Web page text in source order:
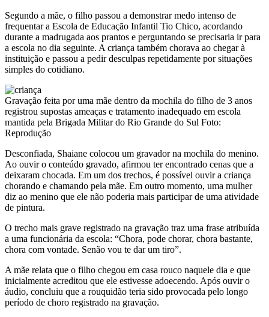
Segundo a mãe, o filho passou a demonstrar medo intenso de
frequentar a Escola de Educação Infantil Tio Chico, acordando
durante a madrugada aos prantos e perguntando se precisaria ir para
a escola no dia seguinte. A criança também chorava ao chegar à
instituição e passou a pedir desculpas repetidamente por situações
simples do cotidiano.
Gravação feita por uma mãe dentro da mochila do filho de 3 anos
registrou supostas ameaças e tratamento inadequado em escola
mantida pela Brigada Militar do Rio Grande do Sul Foto:
Reprodução
Desconfiada, Shaiane colocou um gravador na mochila do menino.
Ao ouvir o conteúdo gravado, afirmou ter encontrado cenas que a
deixaram chocada. Em um dos trechos, é possível ouvir a criança
chorando e chamando pela mãe. Em outro momento, uma mulher
diz ao menino que ele não poderia mais participar de uma atividade
de pintura.
O trecho mais grave registrado na gravação traz uma frase atribuída
a uma funcionária da escola: “Chora, pode chorar, chora bastante,
chora com vontade. Senão vou te dar um tiro”.
A mãe relata que o filho chegou em casa rouco naquele dia e que
inicialmente acreditou que ele estivesse adoecendo. Após ouvir o
áudio, concluiu que a rouquidão teria sido provocada pelo longo
período de choro registrado na gravação.